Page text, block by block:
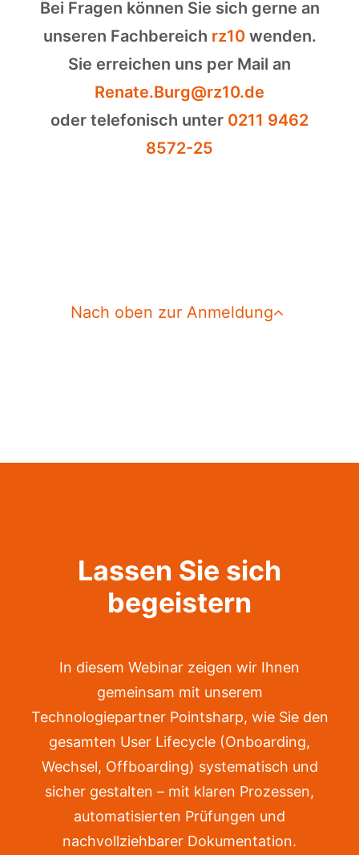
Bei Fragen können Sie sich gerne an
unseren Fachbereich rz10wenden.
Sie erreichen uns per Mail an
Renate.Burg@rz10.de
oder telefonisch unter 0211 9462
8572-25
Nach oben zur Anmeldung
Lassen Sie sich
begeistern
In diesem Webinar zeigen wir Ihnen
gemeinsam mit unserem
Technologiepartner Pointsharp, wie Sie den
gesamten User Lifecycle (Onboarding,
Wechsel, Offboarding) systematisch und
sicher gestalten – mit klaren Prozessen,
automatisierten Prüfungen und
nachvollziehbarer Dokumentation.